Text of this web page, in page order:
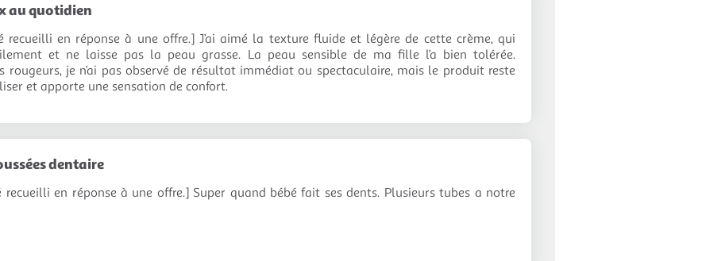
au quotidien
recueilli en réponse à une offre.] J’ai aimé la texture fluide et légère de cette crème, qui
et ne laisse pas la peau grasse. La peau sensible de ma fille l’a bien tolérée.
rougeurs, je n’ai pas observé de résultat immédiat ou spectaculaire, mais le produit reste
et apporte une sensation de confort.
dentaire
recueilli en réponse à une offre.] Super quand bébé fait ses dents. Plusieurs tubes a notre